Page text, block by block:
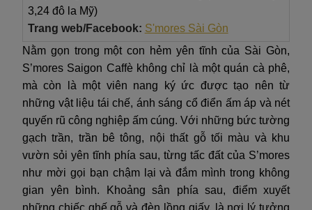
3,24 đô la Mỹ)
Trang web/Facebook: S'mores Sài Gòn
Nằm gọn trong một con hẻm yên tĩnh của Sài Gòn,
S’mores Saigon Caffè không chỉ là một quán cà phê,
mà còn là một viên nang ký ức được tạo nên từ
những vật liệu tái chế, ánh sáng cổ điển ấm áp và nét
quyến rũ công nghiệp ấm cúng. Với những bức tường
gạch trần, trần bê tông, nội thất gỗ tối màu và khu
vườn sỏi yên tĩnh phía sau, từng tấc đất của S’mores
như mời gọi bạn chậm lại và đắm mình trong không
gian yên bình. Khoảng sân phía sau, điểm xuyết
những chiếc ghế gỗ và đèn lồng giấy, là nơi lý tưởng